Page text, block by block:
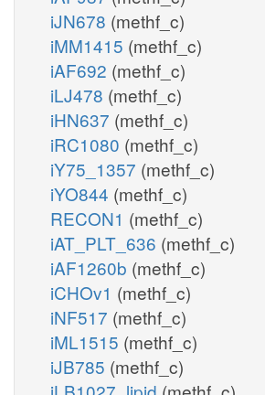
iJN678 (methf_c)
iMM1415 (methf_c)
iAF692 (methf_c)
iLJ478 (methf_c)
iHN637 (methf_c)
iRC1080 (methf_c)
iY75_1357 (methf_c)
iYO844 (methf_c)
RECON1 (methf_c)
iAT_PLT_636 (methf_c)
iAF1260b (methf_c)
iCHOv1 (methf_c)
iNF517 (methf_c)
iML1515 (methf_c)
iJB785 (methf_c)